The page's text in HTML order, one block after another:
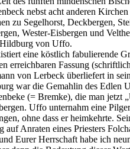
nebst acht anderen
zu Segelhorst, Deckbergen,
Wester-Eisbergen und
von Uffo.
eine köstlich fabulierende
erreichbaren Fassung
von Lerbeck überliefert in
war die Gemahlin des Edlen
(= Bremke), die man jetzt
Uffo unternahm eine
ohne dass er heimkehrte.
Anraten eines Priesters
Eurer Herrschaft habe ich